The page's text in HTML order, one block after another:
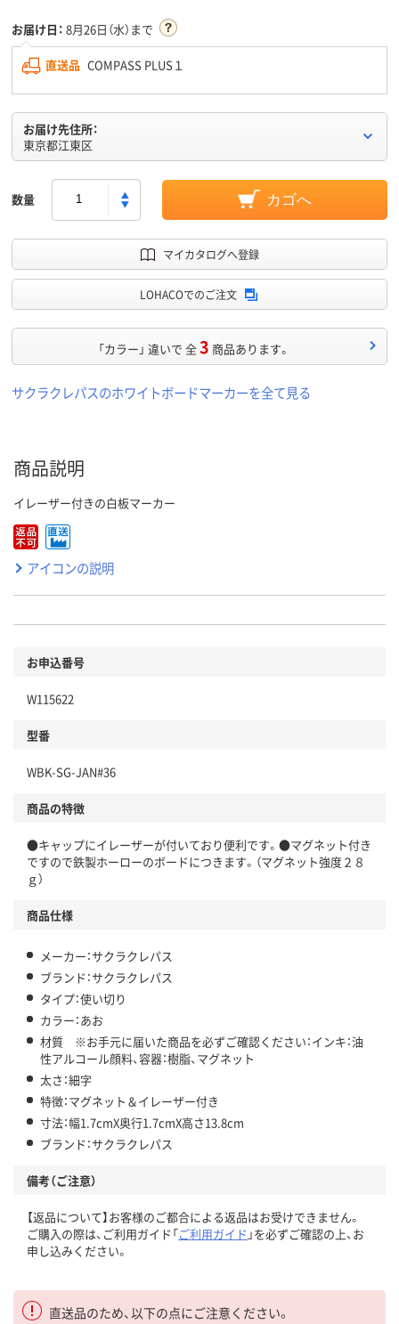
お届け日： 8月26日（水）まで
直送品 COMPASS PLUS１
お届け先住所：
東京都江東区
数量 カゴへ
マイカタログへ登録
LOHACOでのご注文
「カラー」 違いで 全3 商品あります。
サクラクレパスのホワイトボードマーカーを全て見る
商品説明
イレーザー付きの白板マーカー
アイコンの説明
お申込番号
W115622
型番
WBK-SG-JAN#36
商品の特徴
●キャップにイレーザーが付いており便利です。●マグネット付き
ですので鉄製ホーローのボードにつきます。（マグネット強度２８
ｇ）
商品仕様
メーカー：サクラクレパス
ブランド：サクラクレパス
タイプ：使い切り
カラー：あお
材質 ※お手元に届いた商品を必ずご確認ください：インキ：油
性アルコール顔料、容器：樹脂、マグネット
太さ：細字
特徴：マグネット＆イレーザー付き
寸法：幅1.7cmX奥行1.7cmX高さ13.8cm
ブランド：サクラクレパス
備考（ご注意）
【返品について】お客様のご都合による返品はお受けできません。
ご購入の際は、ご利用ガイド「ご利用ガイド 」を必ずご確認の上、お
申し込みください。
直送品のため、以下の点にご注意ください。